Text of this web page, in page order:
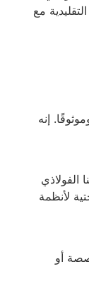
مع
إنه
الفولاذي
لأنظمة
أو